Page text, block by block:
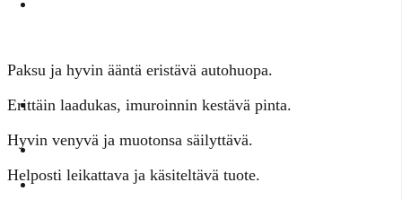
Paksu ja hyvin ääntä eristävä autohuopa.
Erittäin laadukas, imuroinnin kestävä pinta.
Hyvin venyvä ja muotonsa säilyttävä.
Helposti leikattava ja käsiteltävä tuote.